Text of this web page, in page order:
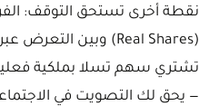
نقطة أخرى تستحق التوقف:
تشتري سهم تسلا بملكية
— يحق لك التصويت في